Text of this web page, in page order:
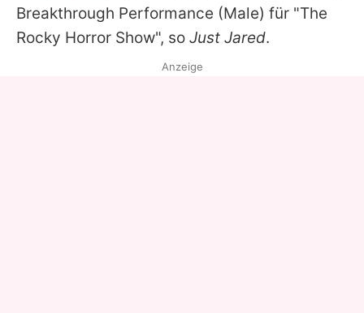
Breakthrough Performance (Male) für "The
Rocky Horror Show", so Just Jared.
Anzeige